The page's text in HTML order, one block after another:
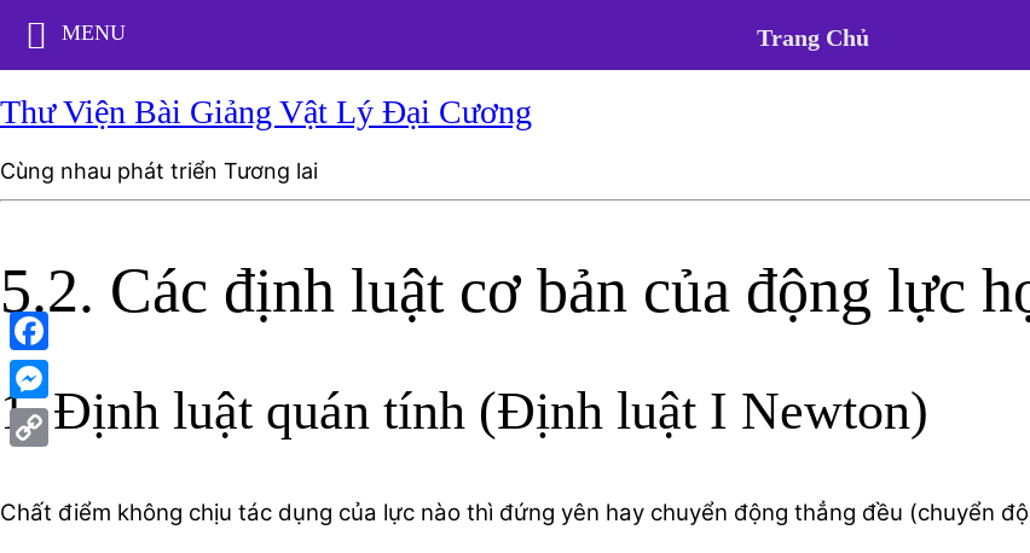
Thư Viện Bài Giảng Vật Lý Đại Cương
Cùng nhau phát triển Tương lai
5.2. Các định luật cơ bản của động lực
1. Định luật quán tính (Định luật I Newton)
Chất điểm không chịu tác dụng của lực nào thì đứng yên hay chuyển động thẳng đều (chuyển
Facebook
Messenger
Link
MENU Trang Chủ